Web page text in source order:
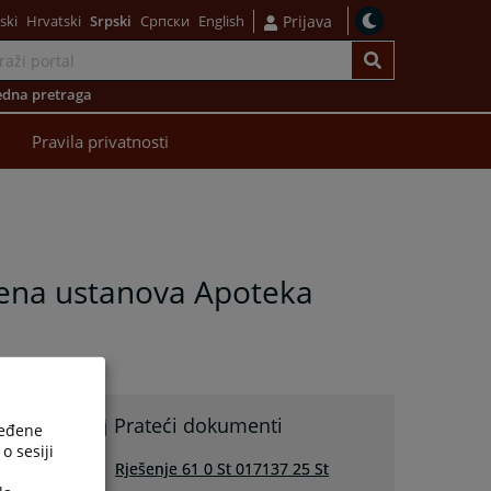
Hrvatski Srpski Српски English Prijava
pretraga
Pravila privatnosti
ustanova Apoteka
Prateći dokumenti
Rješenje 61 0 St 017137 25 St
sesiji